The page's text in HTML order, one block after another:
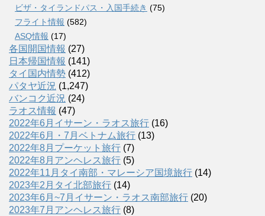
ビザ・タイランドパス・入国手続き (75)
フライト情報 (582)
ASQ情報 (17)
各国開国情報 (27)
日本帰国情報 (141)
タイ国内情勢 (412)
パタヤ近況 (1,247)
バンコク近況 (24)
ラオス情報 (47)
2022年6月イサーン・ラオス旅行 (16)
2022年6月・7月ベトナム旅行 (13)
2022年8月プーケット旅行 (7)
2022年8月アンヘレス旅行 (5)
2022年11月タイ南部・マレーシア国境旅行 (14)
2023年2月タイ北部旅行 (14)
2023年6月~7月イサーン・ラオス南部旅行 (20)
2023年7月アンヘレス旅行 (8)